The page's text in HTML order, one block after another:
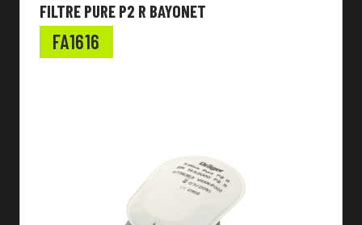
FILTRE PURE P2 R BAYONET
FA1616